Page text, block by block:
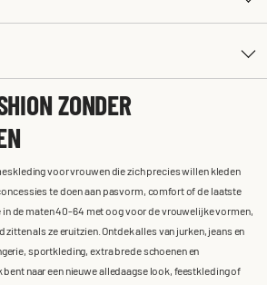
ZONDER
voor vrouwen die zich precies willen kleden
te doen aan pasvorm, comfort of de laatste
de maten 40-64 met oog voor de vrouwelijke vormen,
als ze eruitzien. Ontdek alles van jurken, jeans en
sportkleding, extra brede schoenen en
bent naar een nieuwe alledaagse look, feestkleding of